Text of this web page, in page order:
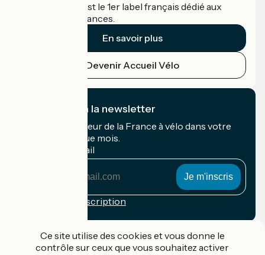
Accueil Vélo c'est le 1er label français dédié aux
cyclistes en vacances.
En savoir plus
Devenir Accueil Vélo
Je m'abonne à la newsletter
Recevez le meilleur de la France à vélo dans votre
boîte mail chaque mois.
Mon adresse mail
Conditions d'inscription
Ce site utilise des cookies et vous donne le
contrôle sur ceux que vous souhaitez activer